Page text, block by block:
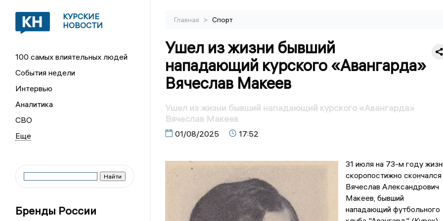
КУРСКИЕ
НОВОСТИ
100 самых влиятельных людей
События недели
Интервью
Аналитика
СВО
Бренды России
Главная > Спорт
Ушел из жизни бывший
нападающий курского «Авангарда»
Вячеслав Макеев
Ушел из жизни бывший нападающий курского «Авангарда»
Вячеслав Макеев
01/08/2025 17:52
31 июля на 73-м году
скоропостижно скончался
Вячеслав Александрович
Макеев, бывший
нападающий футбольного